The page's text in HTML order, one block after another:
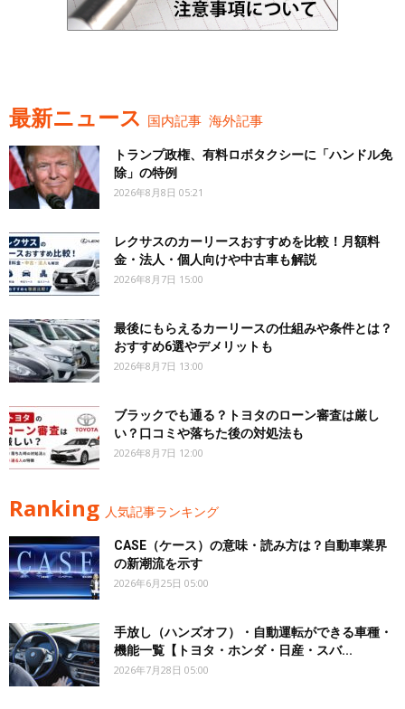
最新ニュース 国内記事 海外記事
トランプ政権、有料ロボタクシーに「ハンドル免
除」の特例
2026年8月8日 05:21
レクサスのカーリースおすすめを比較！月額料
金・法人・個人向けや中古車も解説
2026年8月7日 15:00
最後にもらえるカーリースの仕組みや条件とは？
おすすめ6選やデメリットも
2026年8月7日 13:00
ブラックでも通る？トヨタのローン審査は厳し
い？口コミや落ちた後の対処法も
2026年8月7日 12:00
Ranking 人気記事ランキング
CASE（ケース）の意味・読み方は？自動車業界
の新潮流を示す
2026年6月25日 05:00
手放し（ハンズオフ）・自動運転ができる車種・
機能一覧【トヨタ・ホンダ・日産・スバ...
2026年7月28日 05:00